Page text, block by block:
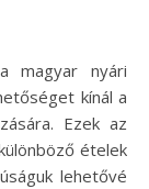
kínál a
Ezek az
ételek
lehetővé